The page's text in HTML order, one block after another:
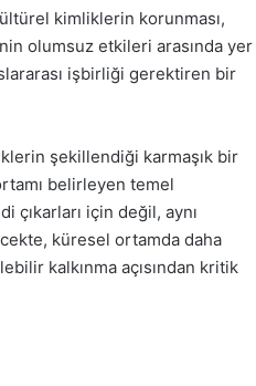
kimliklerin korunması,
olumsuz etkileri arasında yer
işbirliği gerektiren bir
şekillendiği karmaşık bir
belirleyen temel
çıkarları için değil, aynı
küresel ortamda daha
kalkınma açısından kritik